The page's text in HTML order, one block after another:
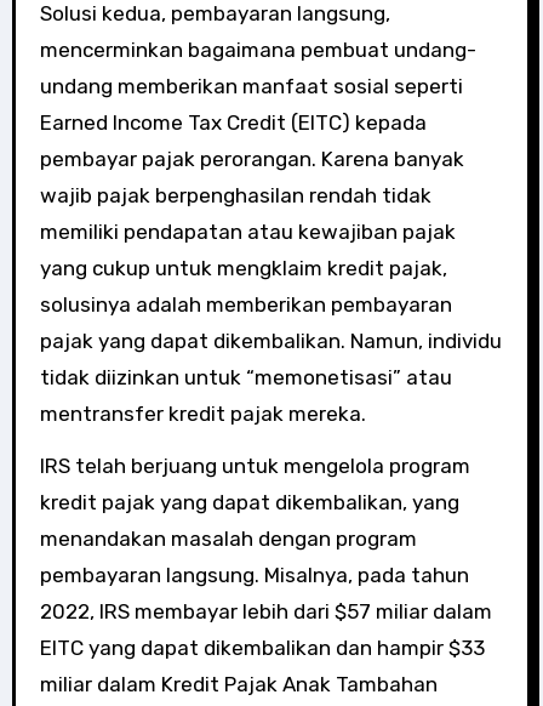
Solusi kedua, pembayaran langsung,
mencerminkan bagaimana pembuat undang-
undang memberikan manfaat sosial seperti
Earned Income Tax Credit (EITC) kepada
pembayar pajak perorangan. Karena banyak
wajib pajak berpenghasilan rendah tidak
memiliki pendapatan atau kewajiban pajak
yang cukup untuk mengklaim kredit pajak,
solusinya adalah memberikan pembayaran
pajak yang dapat dikembalikan. Namun, individu
tidak diizinkan untuk “memonetisasi” atau
mentransfer kredit pajak mereka.
IRS telah berjuang untuk mengelola program
kredit pajak yang dapat dikembalikan, yang
menandakan masalah dengan program
pembayaran langsung. Misalnya, pada tahun
2022, IRS membayar lebih dari $57 miliar dalam
EITC yang dapat dikembalikan dan hampir $33
miliar dalam Kredit Pajak Anak Tambahan